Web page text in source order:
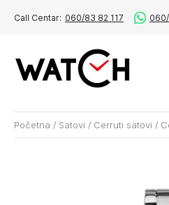
Call Centar: 060/83 82 117
Početna / Satovi / Cerruti satovi /